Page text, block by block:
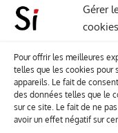
Gérer
cookies
Pour offrir les meilleures
telles que les cookies pour
appareils. Le fait de
des données telles que le
sur ce site. Le fait de ne
avoir un effet négatif sur
L’équipe
Mentions légales
Sitemap